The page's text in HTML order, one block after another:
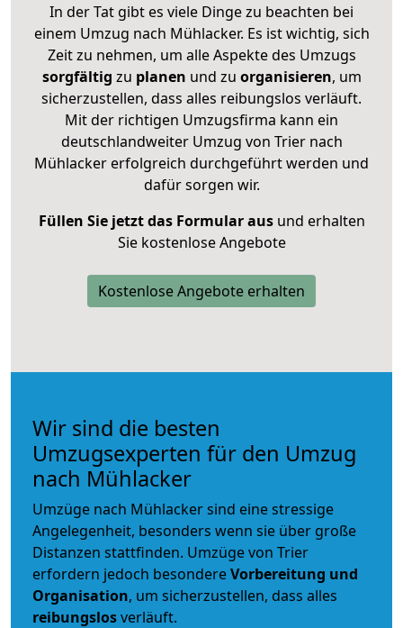
In der Tat gibt es viele Dinge zu beachten bei
einem Umzug nach Mühlacker. Es ist wichtig, sich
Zeit zu nehmen, um alle Aspekte des Umzugs
sorgfältig zu planen und zu organisieren, um
sicherzustellen, dass alles reibungslos verläuft.
Mit der richtigen Umzugsfirma kann ein
deutschlandweiter Umzug von Trier nach
Mühlacker erfolgreich durchgeführt werden und
dafür sorgen wir.
Füllen Sie jetzt das Formular ausund erhalten
Sie kostenlose Angebote
Kostenlose Angebote erhalten
Wir sind die besten
Umzugsexperten für den Umzug
nach Mühlacker
Umzüge nach Mühlacker sind eine stressige
Angelegenheit, besonders wenn sie über große
Distanzen stattfinden. Umzüge von Trier
erfordern jedoch besondereVorbereitung und
Organisation, um sicherzustellen, dass alles
reibungslosverläuft.